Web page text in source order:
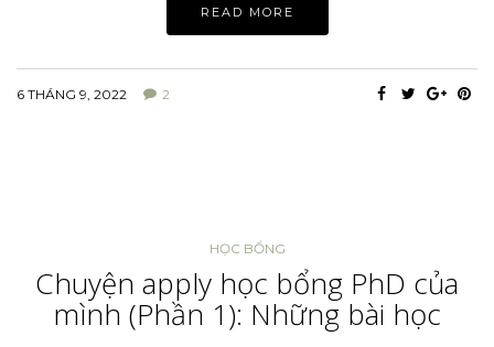
READ MORE
6 THÁNG 9, 2022 2
HỌC BỔNG
Chuyện apply học bổng PhD của
mình (Phần 1): Những bài học